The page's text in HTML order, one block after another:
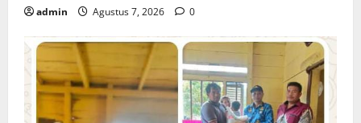
admin Agustus 7, 2026 0